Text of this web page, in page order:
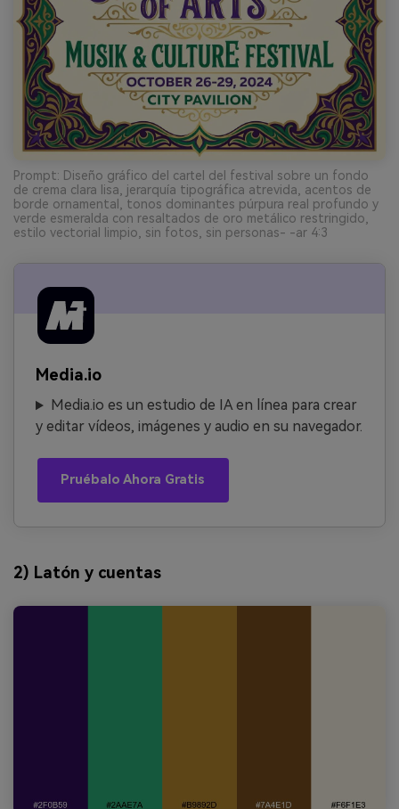
Prompt: Diseño gráfico del cartel del festival sobre un fondo
de crema clara lisa, jerarquía tipográfica atrevida, acentos de
borde ornamental, tonos dominantes púrpura real profundo y
verde esmeralda con resaltados de oro metálico restringido,
estilo vectorial limpio, sin fotos, sin personas- -ar 4:3
Media.io
Media.io es un estudio de IA en línea para crear
y editar vídeos, imágenes y audio en su navegador.
Pruébalo Ahora Gratis
2) Latón y cuentas